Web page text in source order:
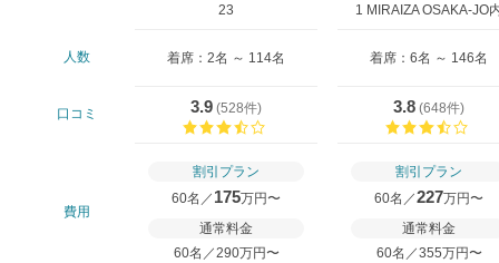
23
1 MIRAIZA OSAKA-JO
人数 着席：2名 ～ 114名 着席：6名 ～ 146名
口コミ 3.9 (528件)
3.8 (648件)
費用
割引プラン
60名／ 175万円〜
通常料金
60名／290万円〜
割引プラン
60名／227万円〜
通常料金
60名／355万円〜